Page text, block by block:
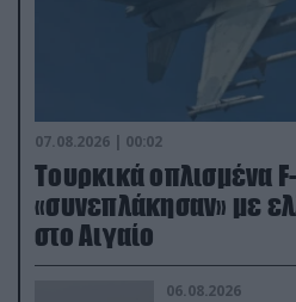
07.08.2026 | 00:02
Τουρκικά οπλισμένα
«συνεπλάκησαν» με
στο Αιγαίο
06.08.2026